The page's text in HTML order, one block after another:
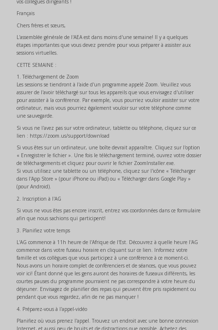
Français
Chers frères et sœurs,
L'assemblée générale de l'AEA est dans moins d'une semaine! Il y a quelques
étapes importantes que vous devez prendre pour vous préparer à assister aux
sessions virtuelles.
CETTE SEMAINE :
1. Téléchargement de Zoom
Les sessions se tiendront à l'aide d'un programme appelé Zoom. Veuillez vous
assurer de l'avoir téléchargé sur tous les appareils que vous envisagez d'utiliser
pour assister à la conférence. Par exemple, vous pourriez vouloir assister sur votre
ordinateur, mais vous pourriez également vouloir sur votre téléphone comme
une sauvegarde.
Si vous ne l'avez pas sur votre ordinateur, tablette ou téléphone, cliquez sur ce
lien : https://zoom.us/support/download
Si vous êtes sur un ordinateur, une boîte devrait apparaître. Cliquez sur l'option
« Enregistrer le fichier ». Une fois le téléchargement terminé, ouvrez votre dossier
de téléchargements et cliquez pour ouvrir le fichier ZoomInstaller.exe.
Si vous utilisez une tablette ou un téléphone, cliquez sur l'icône « Télécharger
dans l'App Store » (pour iPhone ou iPad) ou « Télécharger dans Google Play »
(pour Android).
2. Inscription à l'AG
Si vous ne vous êtes pas encore inscrit, entrez vos coordonnées dans ce formulaire
afin que nous sachions qui participent!
3. Planifiez votre temps
L'AG commence à 11h heure de l'Afrique de l'Est. Découvrez à quelle heure l'AG
commence dans votre fuseau horaire en cliquant sur ce lien. Informez votre
famille et vos collègues que vous participez à une conférence à ce moment-ci.
Nous avons un horaire complet de conférenciers et de séances, que vous pouvez
voir ici! Étant donné que les gens auront des horaires de fuseaux différents, les
courtes pauses du programme pourraient ne pas correspondre à votre heure du
déjeuner. Envisagez de planifier des repas qui peuvent être pris rapidement ou
pendant que vous regardez, afin de ne pas manquer !
4. Préparez-vous à l'appel-vidéo
Planifiez où vous prenez l'appel. Trouvez un endroit avec une bonne connexion
Internet, et aussi peu de bruits et de distractions que possible. Achetez des